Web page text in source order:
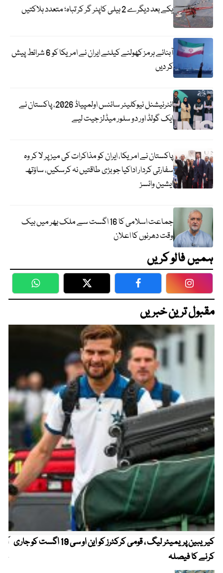
یکے بعد دیگرے 2 ہیلی کاپٹر گر کر تباہ؛ متعدد ہلاکتیں
آبنائے ہرمز کھولنے کیلئے ایران نے امریکا کو 6 شرائط پیش
کر دیں
انٹرنیشنل نیوکلیئر سائنس اولمپیاڈ 2026، پاکستان نے
ایک گولڈ اور دو سلور میڈلز جیت لیے
پاکستان نے امریکا، ایران کو مذاکرات کی میز پر لا کر وہ
سفارتی کردار اداکیا جو بڑی طاقتیں نہ کرسکیں، ساؤتھ
ایشین وائسز
جماعت اسلامی کا 16 اگست سے ملک بھر میں بیک
وقت دھرنوں کا اعلان
ہمیں فالو کریں
WhatsApp Twitter Facebook
مقبول ترین خبریں
کیریبین پریمیئر لیگ ، قومی کرکٹرز کو این او سی 19 اگست کو جاری
کرنے کا فیصلہ